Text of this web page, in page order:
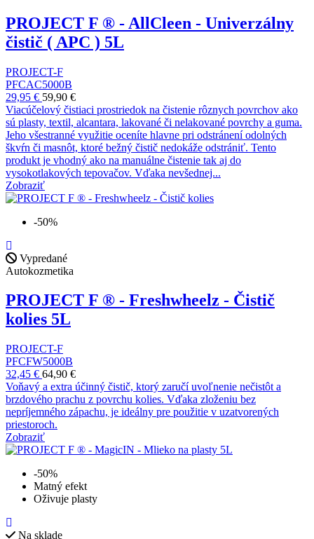
PROJECT F ® - AllCleen - Univerzálny
čistič ( APC ) 5L
PROJECT-F
PFCAC5000B
29,95 € 59,90 €
Viacúčelový čistiaci prostriedok na čistenie rôznych povrchov ako
sú plasty, textil, alcantara, lakované či nelakované povrchy a guma.
Jeho všestranné využitie oceníte hlavne pri odstránení odolných
škvŕn či masnôt, ktoré bežný čistič nedokáže odstrániť. Tento
produkt je vhodný ako na manuálne čistenie tak aj do
vysokotlakových tepovačov. Vďaka nevšednej...
Zobraziť
-50%
Vypredané
Autokozmetika
PROJECT F ® - Freshwheelz - Čistič
kolies 5L
PROJECT-F
PFCFW5000B
32,45 € 64,90 €
Voňavý a extra účinný čistič, ktorý zaručí uvoľnenie nečistôt a
brzdového prachu z povrchu kolies. Vďaka zloženiu bez
nepríjemného zápachu, je ideálny pre použitie v uzatvorených
priestoroch.
Zobraziť
-50%
Matný efekt
Oživuje plasty
Na sklade